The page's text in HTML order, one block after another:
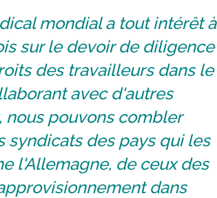
mondial a tout intérêt à
sur le devoir de diligence
des travailleurs dans le
avec d'autres
nous pouvons combler
syndicats des pays qui les
l'Allemagne, de ceux des
dans